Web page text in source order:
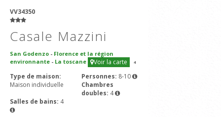
VV34350
Casale Mazzini
San Godenzo - Florence et la région
environnante - La toscane Voir la carte 4
Type de maison:
Maison individuelle
Personnes: 8-10
Chambres
doubles: 4
Salles de bains: 4